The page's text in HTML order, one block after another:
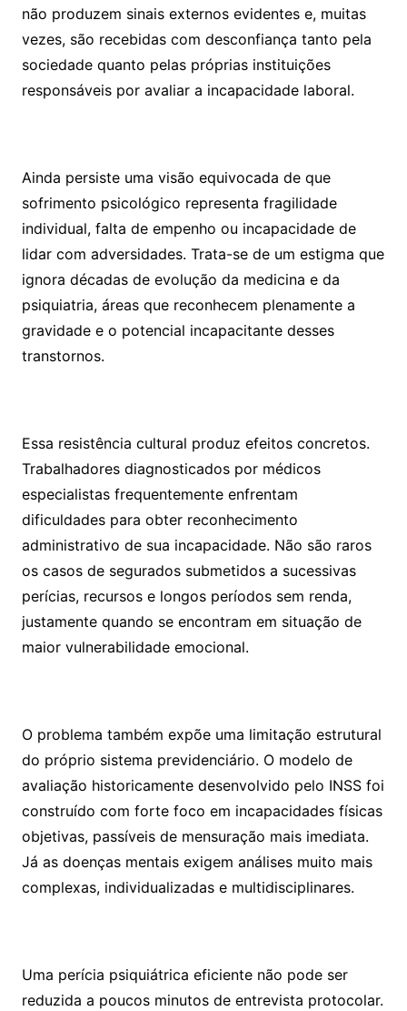
não produzem sinais externos evidentes e, muitas
vezes, são recebidas com desconfiança tanto pela
sociedade quanto pelas próprias instituições
responsáveis por avaliar a incapacidade laboral.
Ainda persiste uma visão equivocada de que
sofrimento psicológico representa fragilidade
individual, falta de empenho ou incapacidade de
lidar com adversidades. Trata-se de um estigma que
ignora décadas de evolução da medicina e da
psiquiatria, áreas que reconhecem plenamente a
gravidade e o potencial incapacitante desses
transtornos.
Essa resistência cultural produz efeitos concretos.
Trabalhadores diagnosticados por médicos
especialistas frequentemente enfrentam
dificuldades para obter reconhecimento
administrativo de sua incapacidade. Não são raros
os casos de segurados submetidos a sucessivas
perícias, recursos e longos períodos sem renda,
justamente quando se encontram em situação de
maior vulnerabilidade emocional.
O problema também expõe uma limitação estrutural
do próprio sistema previdenciário. O modelo de
avaliação historicamente desenvolvido pelo INSS foi
construído com forte foco em incapacidades físicas
objetivas, passíveis de mensuração mais imediata.
Já as doenças mentais exigem análises muito mais
complexas, individualizadas e multidisciplinares.
Uma perícia psiquiátrica eficiente não pode ser
reduzida a poucos minutos de entrevista protocolar.